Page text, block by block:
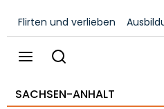
Flirten und verlieben
SACHSEN-ANHALT